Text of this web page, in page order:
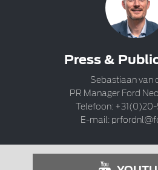
Press &
Sebastiaan van
PR Manager Ford
Telefoon:
E-mail: